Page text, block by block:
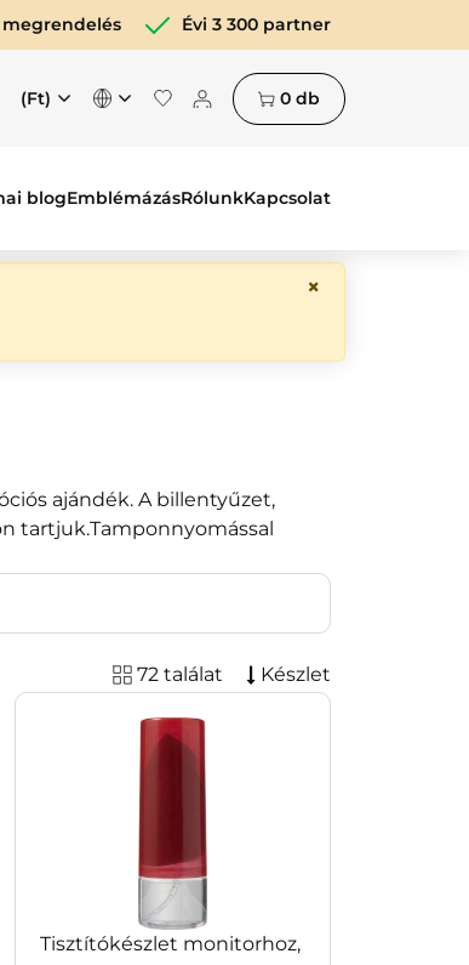
megrendelés Évi 3 300 partner
(Ft) 0 db
blogEmblémázásRólunkKapcsolat
×
ajándék. A billentyűzet,
tartjuk.Tamponnyomással
72 találat Készlet
Tisztítókészlet monitorhoz,